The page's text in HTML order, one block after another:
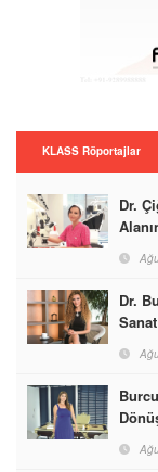
KLASS Röportajlar
Dr.
Dr.